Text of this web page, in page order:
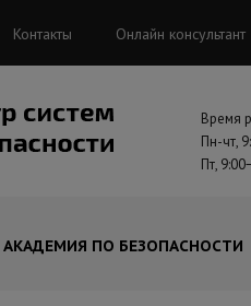
Контакты Онлайн консультант
Время
Пн-чт,
Пт,
АКАДЕМИЯ ПО БЕЗОПАСНОСТИ